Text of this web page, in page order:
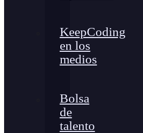
KeepCoding
en los
medios
Bolsa
de
talento